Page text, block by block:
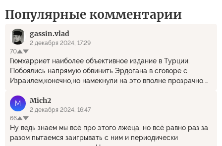
Популярные комментарии
gassin.vlad
2 декабря 2024, 17:29
70
Гюмхарриет наиболее объективное издание в Турции.
Побоялись напрямую обвинить Эрдогана в сговоре с
Израилем,конечно,но намекнули на это вполне прозрачно.
курорты стали небезопасными в плане инфекций и прочих
коронавирусов.. Эрдоган не в первый раз нарушает
подписанные договоренности-ответка просто необходима.
К тому же он и за газ никогда не платит вовремя,все время
просит отсрочки. Этот великодержавный(таким он сам себя
M Mich2
2 декабря 2024, 16:47
66
Ну ведь знаем мы всё про этого лжеца, но всё равно раз за
разом пытаемся заигрывать с ним и периодически